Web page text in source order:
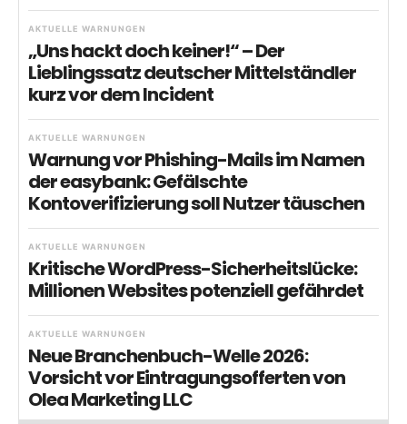
AKTUELLE WARNUNGEN
„Uns hackt doch keiner!“ – Der
Lieblingssatz deutscher Mittelständler
kurz vor dem Incident
AKTUELLE WARNUNGEN
Warnung vor Phishing-Mails im Namen
der easybank: Gefälschte
Kontoverifizierung soll Nutzer täuschen
AKTUELLE WARNUNGEN
Kritische WordPress-Sicherheitslücke:
Millionen Websites potenziell gefährdet
AKTUELLE WARNUNGEN
Neue Branchenbuch-Welle 2026:
Vorsicht vor Eintragungsofferten von
Olea Marketing LLC